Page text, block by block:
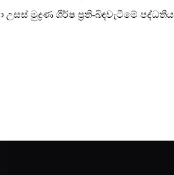
උසස් මුද්‍රණ ශීර්ෂ ප්‍රති-බිඳවැටීමේ පද්ධතිය